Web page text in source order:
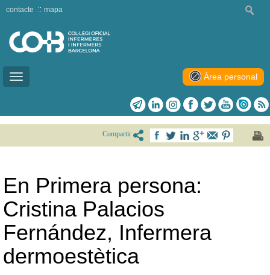
Toggle
contacte mapa
Àrea personal
Compartir
En Primera persona:
Cristina Palacios
Fernández, Infermera
dermoestètica